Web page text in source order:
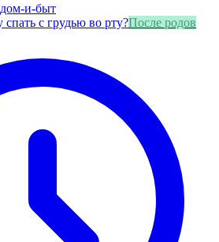
дом-и-быт
После родов